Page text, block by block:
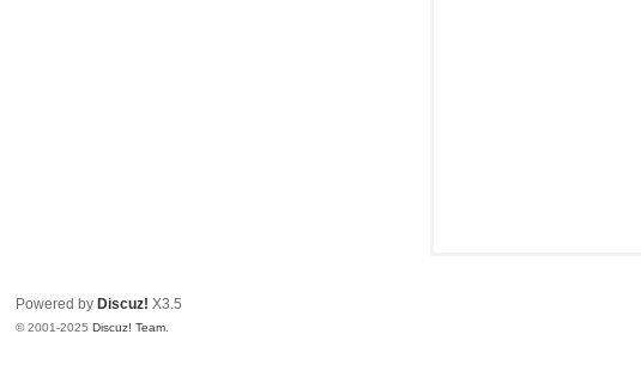
Powered by Discuz! X3.5
© 2001-2025Discuz! Team